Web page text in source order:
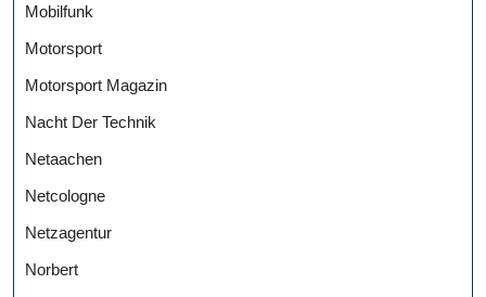
Mobilfunk
Motorsport
Motorsport Magazin
Nacht Der Technik
Netaachen
Netcologne
Netzagentur
Norbert